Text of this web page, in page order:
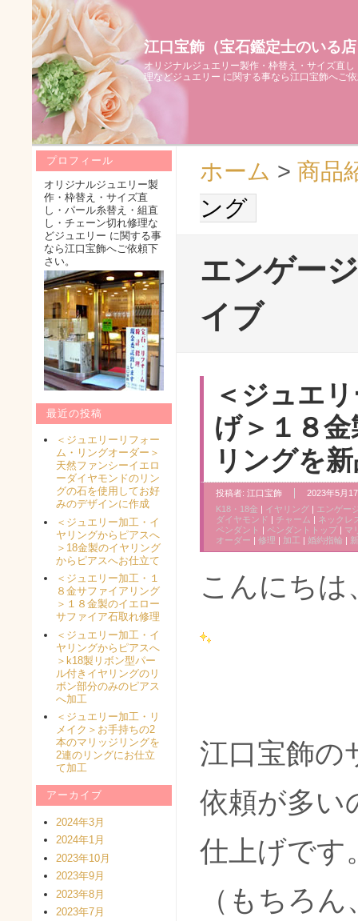
江口宝飾（宝石鑑定士のいる
オリジナルジュエリー製作・枠替え・サイズ直
理などジュエリー に関する事なら江口宝飾へご
ホーム > 商品
ング
エンゲー
イブ
＜ジュエ
げ＞１８
リングを
投稿者: 江口宝飾
2023年5月
K18・18金 | イヤリング | エンゲー
ダイヤモンド | チャーム | ネックレ
ペンダント | ペンダントトップ | マ
オーダー | 修理 | 加工 | 婚約指輪 |
こんにちは
江口宝飾の
依頼が多い
仕上げです
（もちろ
プロフィール
オリジナルジュエリー製
作・枠替え・サイズ直
し・パール糸替え・組直
し・チェーン切れ修理な
どジュエリー に関する事
なら江口宝飾へご依頼下
さい。
最近の投稿
＜ジュエリーリフォー
ム・リングオーダー＞
天然ファンシーイエロ
ーダイヤモンドのリン
グの石を使用してお好
みのデザインに作成
＜ジュエリー加工・イ
ヤリングからピアスへ
＞18金製のイヤリング
からピアスへお仕立て
＜ジュエリー加工・１
８金サファイアリング
＞１８金製のイエロー
サファイア石取れ修理
＜ジュエリー加工・イ
ヤリングからピアスへ
＞k18製リボン型パー
ル付きイヤリングのリ
ボン部分のみのピアス
へ加工
＜ジュエリー加工・リ
メイク＞お手持ちの2
本のマリッジリングを
2連のリングにお仕立
て加工
アーカイブ
2024年3月
2024年1月
2023年10月
2023年9月
2023年8月
2023年7月